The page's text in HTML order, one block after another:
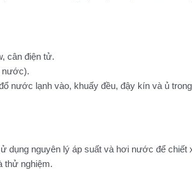
cân điện tử.
nước).
nước lạnh vào, khuấy đều, đậy kín và ủ
dụng nguyên lý áp suất và hơi nước để
thử nghiệm.